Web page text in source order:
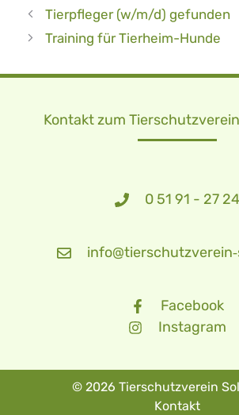
Tierpfleger (w/m/d) gefunden
Training für Tierheim-Hunde
Kontakt zum
0 51 91 - 27 24
Facebook
Instagram
© 2026 Tierschutzverein
Kontakt